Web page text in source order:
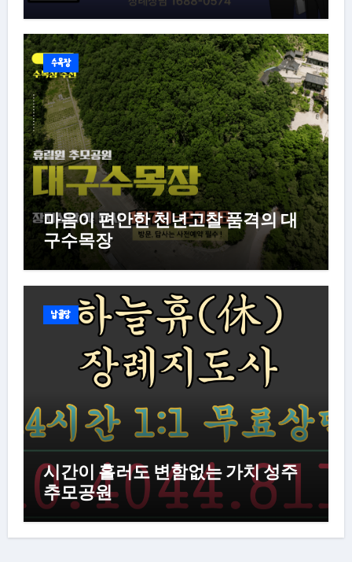
수목장
마음이 편안한 천년고찰 품격의 대
구수목장
납골당
시간이 흘러도 변함없는 가치 성주
추모공원